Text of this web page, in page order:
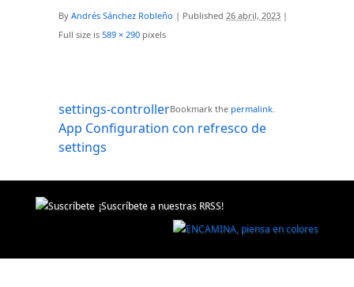
By Andrés Sánchez Robleño | Published 26 abril, 2023 |
Full size is 589 × 290 pixels
settings-controller
App Configuration con refresco de
settings
Bookmark the permalink
¡Suscríbete a nuestras RRSS!